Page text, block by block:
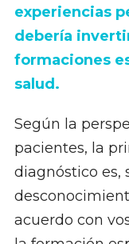
experiencias
debería
formaciones
salud.
Según la
pacientes, la
diagnóstico es,
acuerdo con